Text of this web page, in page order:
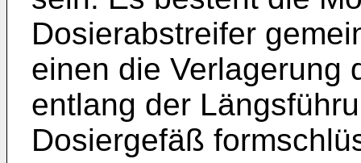
Dosierabstreifer
einen die Verlagerung
entlang der
Dosiergefäß